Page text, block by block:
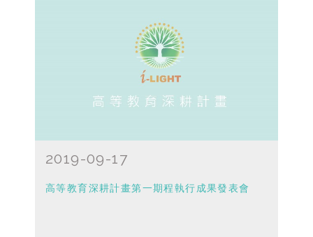
2019-09-17
高等教育深耕計畫第一期程執行成果發表會